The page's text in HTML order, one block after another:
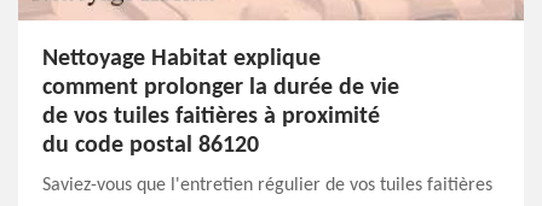
Nettoyage Habitat explique
comment prolonger la durée de vie
de vos tuiles faitières à proximité
du code postal 86120
Saviez-vous que l'entretien régulier de vos tuiles faitières